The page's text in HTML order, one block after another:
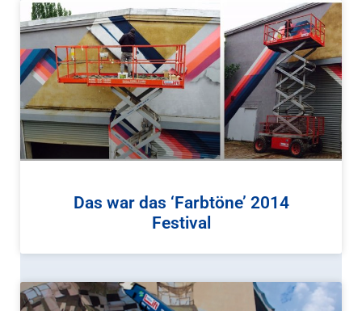
Das war das ‘Farbtöne’ 2014
Festival